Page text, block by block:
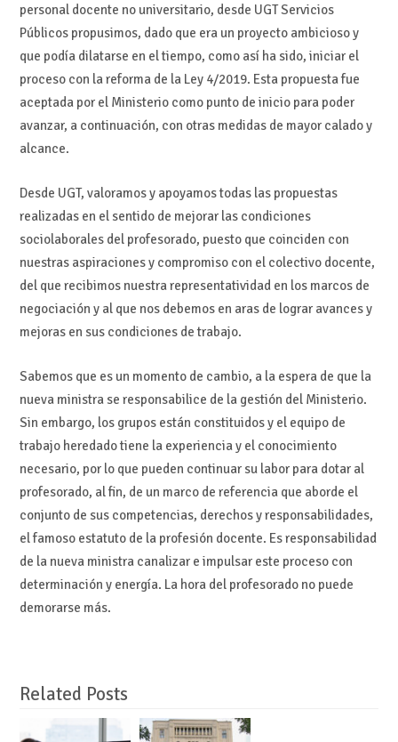
personal docente no universitario, desde UGT Servicios
Públicos propusimos, dado que era un proyecto ambicioso y
que podía dilatarse en el tiempo, como así ha sido, iniciar el
proceso con la reforma de la Ley 4/2019. Esta propuesta fue
aceptada por el Ministerio como punto de inicio para poder
avanzar, a continuación, con otras medidas de mayor calado y
alcance.
Desde UGT, valoramos y apoyamos todas las propuestas
realizadas en el sentido de mejorar las condiciones
sociolaborales del profesorado, puesto que coinciden con
nuestras aspiraciones y compromiso con el colectivo docente,
del que recibimos nuestra representatividad en los marcos de
negociación y al que nos debemos en aras de lograr avances y
mejoras en sus condiciones de trabajo.
Sabemos que es un momento de cambio, a la espera de que la
nueva ministra se responsabilice de la gestión del Ministerio.
Sin embargo, los grupos están constituidos y el equipo de
trabajo heredado tiene la experiencia y el conocimiento
necesario, por lo que pueden continuar su labor para dotar al
profesorado, al fin, de un marco de referencia que aborde el
conjunto de sus competencias, derechos y responsabilidades,
el famoso estatuto de la profesión docente. Es responsabilidad
de la nueva ministra canalizar e impulsar este proceso con
determinación y energía. La hora del profesorado no puede
demorarse más.
Related Posts